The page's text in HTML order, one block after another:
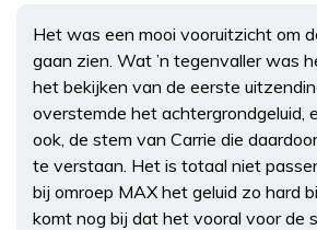
Het was een mooi vooruitzicht om
gaan zien. Wat ’n tegenvaller was
het bekijken van de eerste
overstemde het achtergrondgeluid,
ook, de stem van Carrie die
te verstaan. Het is totaal niet
bij omroep MAX het geluid zo hard
komt nog bij dat het vooral voor de